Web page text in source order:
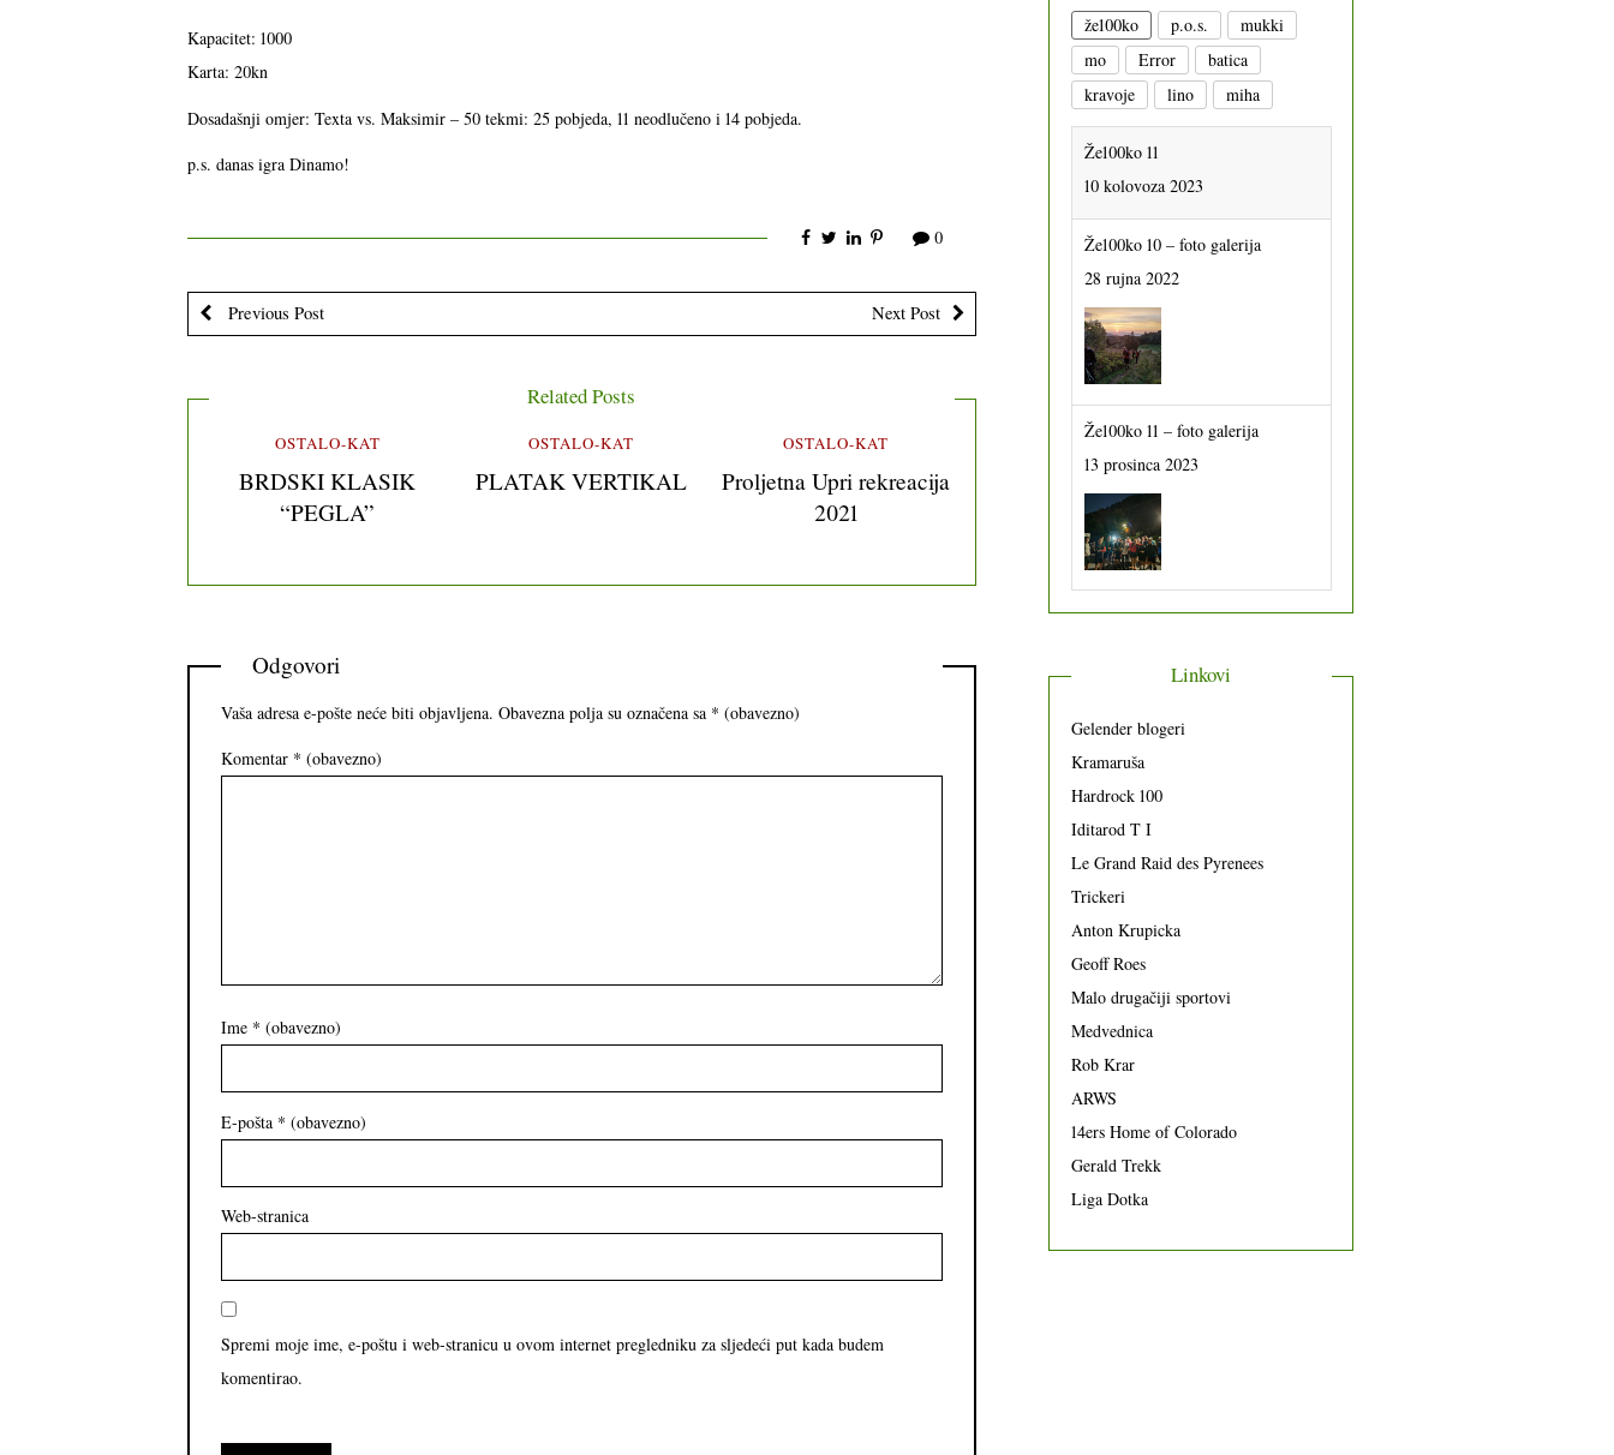
Kapacitet: 1000
Karta: 20kn
Dosadašnji omjer: Texta vs. Maksimir – 50 tekmi: 25 pobjeda, 11 neodlučeno i 14 pobjeda.
p.s. danas igra Dinamo!
0
Previous Post Next Post
Related Posts
OSTALO-KAT
BRDSKI KLASIK
“PEGLA”
OSTALO-KAT
PLATAK VERTIKAL
OSTALO-KAT
Proljetna Upri rekreacija
2021
Odgovori
Vaša adresa e-pošte neće biti objavljena. Obavezna polja su označena sa * (obavezno)
Komentar * (obavezno)
Ime * (obavezno)
E-pošta * (obavezno)
Web-stranica
Spremi moje ime, e-poštu i web-stranicu u ovom internet pregledniku za sljedeći put kada budem
komentirao.
že100ko p.o.s.
mukki
mo
Error
batica
kravoje
lino miha
Že100ko 11
10 kolovoza 2023
Že100ko 10 – foto galerija
28 rujna 2022
Že100ko 11 – foto galerija
13 prosinca 2023
Linkovi
Gelender blogeri
Kramaruša
Hardrock 100
Iditarod T I
Le Grand Raid des Pyrenees
Trickeri
Anton Krupicka
Geoff Roes
Malo drugačiji sportovi
Medvednica
Rob Krar
ARWS
14ers Home of Colorado
Gerald Trekk
Liga Dotka